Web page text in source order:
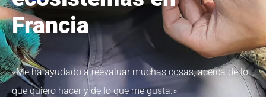
Francia
«Me ha ayudado a reevaluar muchas cosas, acerca de lo
que quiero hacer y de lo que me gusta.»